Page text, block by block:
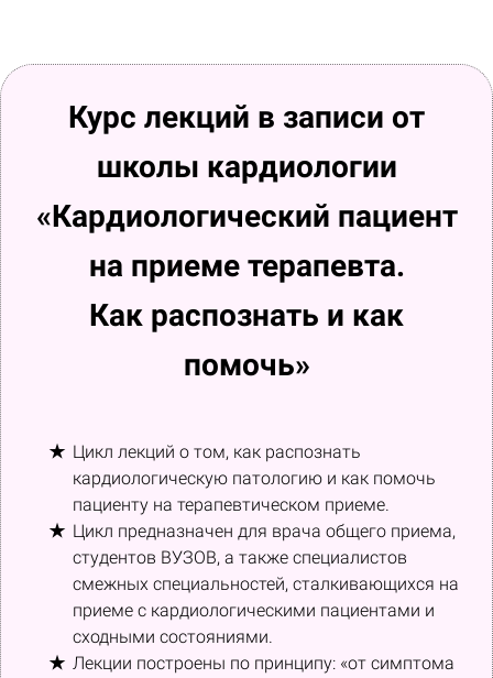
Курс лекций в записи от
школы кардиологии
«Кардиологический пациент
на приеме терапевта.
Как распознать и как
помочь»
Цикл лекций о том, как распознать
кардиологическую патологию и как помочь
пациенту на терапевтическом приеме.
Цикл предназначен для врача общего приема,
студентов ВУЗОВ, а также специалистов
смежных специальностей, сталкивающихся на
приеме с кардиологическими пациентами и
сходными состояниями.
Лекции построены по принципу: «от симптома